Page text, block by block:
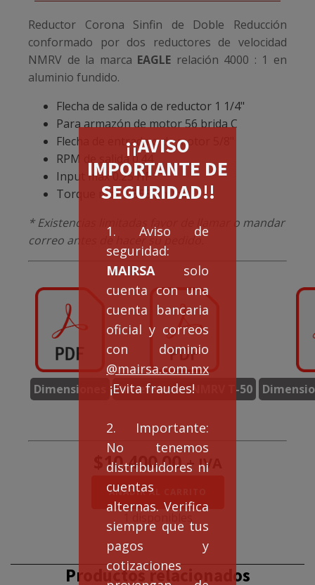
¡¡AVISO
IMPORTANTE DE
SEGURIDAD!!
1. Aviso de
seguridad:
MAIRSA solo
cuenta con una
cuenta bancaria
oficial y correos
con dominio
@mairsa.com.mx
¡Evita fraudes!
2. Importante:
No tenemos
distribuidores ni
cuentas
alternas. Verifica
siempre que tus
pagos y
cotizaciones
Reductor Corona Sinfin de Doble Reducción
conformado por dos reductores de velocidad
NMRV de la marca EAGLE relación 4000 : 1 en
aluminio fundido.
Flecha de salida o de reductor 1 1/4"
Para armazón de motor 56 brida C
Flecha de entrada o de motor 5/8"
RPM de salida 0.44
Input max 0.25 HP
Torque max 1,858 (in-lbs)
* Existencias limitadas favor de llamar o mandar
correo antes de hacer su pedido.
Dimensiones Dimensiones NMRV T-50
10,400.00 + IVA
Doble
Reducción
NMRVD50/75
4000:1
cantidad
AÑADIR AL CARRITO
Productos relacionados